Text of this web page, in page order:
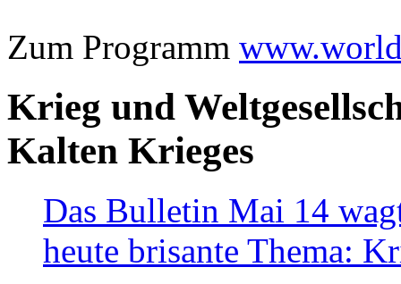
Zum Programm
Krieg und
Kalten Krieges
Das Bulletin Mai 14
heute brisante Thema: